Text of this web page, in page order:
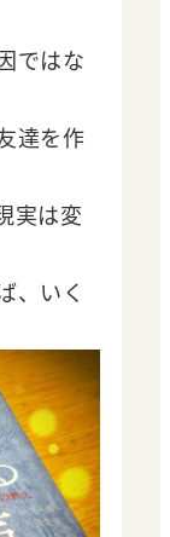
ではな
達を作
実は変
、いく